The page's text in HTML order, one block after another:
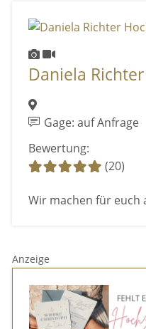
Daniela
Gage: auf Anfrage
Bewertung:
(20)
Wir machen für euch
Anzeige